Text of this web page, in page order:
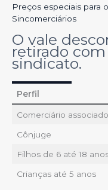
Preços especiais para
Sincomerciários
O vale
retirado
sindicato.
Perfil
Comerciário associado
Cônjuge
Filhos de 6 até 18
Crianças até 5 anos